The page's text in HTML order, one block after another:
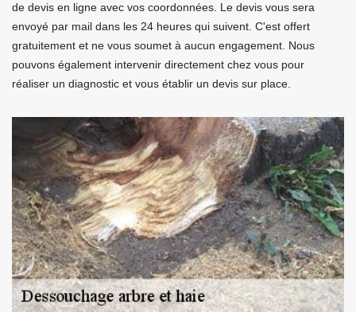
de devis en ligne avec vos coordonnées. Le devis vous sera
envoyé par mail dans les 24 heures qui suivent. C'est offert
gratuitement et ne vous soumet à aucun engagement. Nous
pouvons également intervenir directement chez vous pour
réaliser un diagnostic et vous établir un devis sur place.